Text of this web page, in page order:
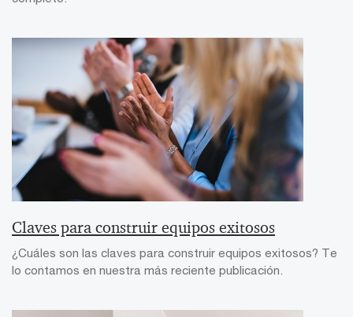
Claves para construir equipos exitosos
¿Cuáles son las claves para construir equipos exitosos? Te
lo contamos en nuestra más reciente publicación.